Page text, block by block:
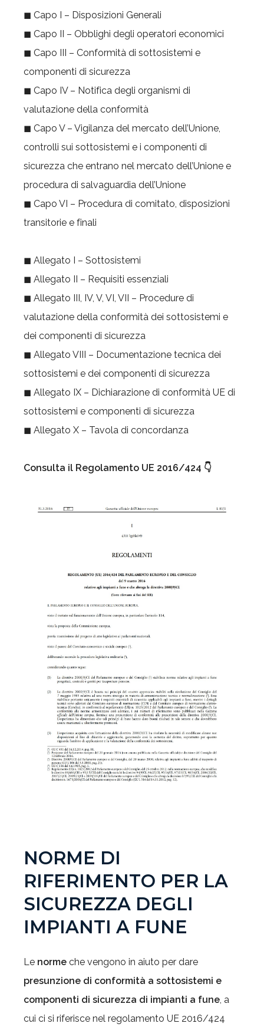
◼ Capo I – Disposizioni Generali
◼ Capo II – Obblighi degli operatori economici
◼ Capo III – Conformità di sottosistemi e
componenti di sicurezza
◼ Capo IV – Notifica degli organismi di
valutazione della conformità
◼ Capo V – Vigilanza del mercato dell’Unione,
controlli sui sottosistemi e i componenti di
sicurezza che entrano nel mercato dell’Unione e
procedura di salvaguardia dell’Unione
◼ Capo VI – Procedura di comitato, disposizioni
transitorie e finali
◼ Allegato I – Sottosistemi
◼ Allegato II – Requisiti essenziali
◼ Allegato III, IV, V, VI, VII – Procedure di
valutazione della conformità dei sottosistemi e
dei componenti di sicurezza
◼ Allegato VIII – Documentazione tecnica dei
sottosistemi e dei componenti di sicurezza
◼ Allegato IX – Dichiarazione di conformità UE di
sottosistemi e componenti di sicurezza
◼ Allegato X – Tavola di concordanza
Consulta il Regolamento UE 2016/424 👇
NORME DI
RIFERIMENTO PER LA
SICUREZZA DEGLI
IMPIANTI A FUNE
Le norme che vengono in aiuto per dare
presunzione di conformità a sottosistemi e
componenti di sicurezza di impianti a fune, a
cui ci si riferisce nel regolamento UE 2016/424